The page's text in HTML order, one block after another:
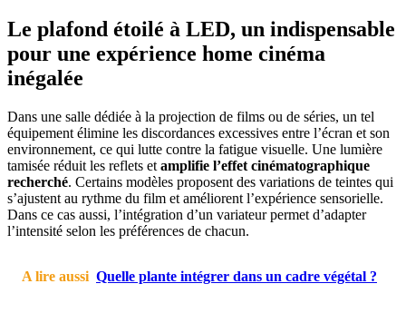
Le plafond étoilé à LED, un indispensable
pour une expérience home cinéma
inégalée
Dans une salle dédiée à la projection de films ou de séries, un tel
équipement élimine les discordances excessives entre l’écran et son
environnement, ce qui lutte contre la fatigue visuelle. Une lumière
tamisée réduit les reflets et amplifie l’effet cinématographique
recherché. Certains modèles proposent des variations de teintes qui
s’ajustent au rythme du film et améliorent l’expérience sensorielle.
Dans ce cas aussi, l’intégration d’un variateur permet d’adapter
l’intensité selon les préférences de chacun.
A lire aussi Quelle plante intégrer dans un cadre végétal ?